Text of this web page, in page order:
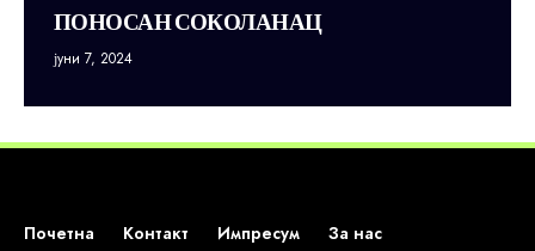
ПОНОСАН СОКОЛАНАЦ
јуни 7, 2024
Почетна Контакт Импресум
За нас